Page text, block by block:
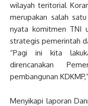
wilayah teritorial
merupakan salah
nyata komitmen TNI
strategis pemerintah
“Pagi ini kita
direncanakan
pembangunan
Menyikapi laporan